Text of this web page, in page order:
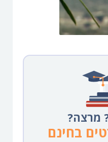
מרצה?
בחינם